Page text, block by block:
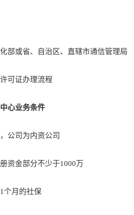
或省、自治区、直辖市通信管理局
可证办理流程
心业务条件
司为内资公司
金部分不少于1000万
月的社保